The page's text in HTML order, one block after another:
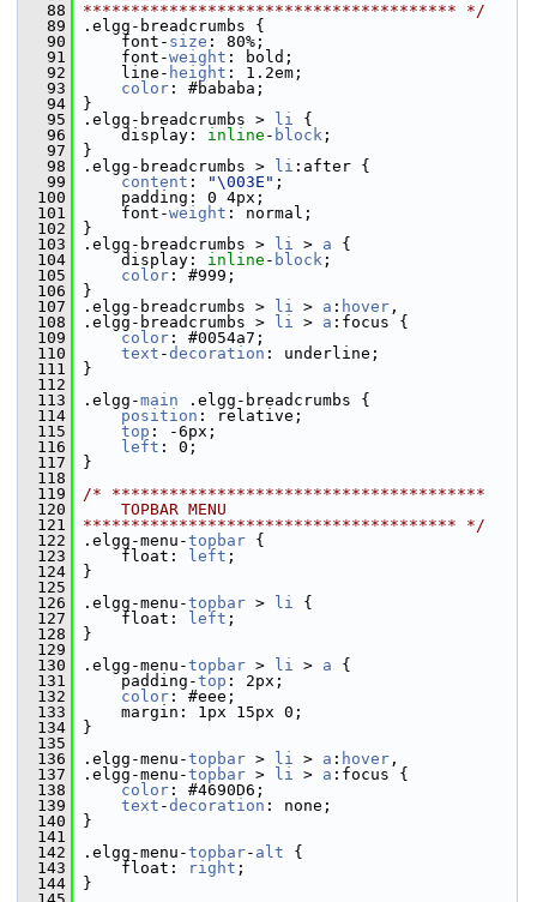
   88
*************************************** */
   89
.elgg-breadcrumbs {
   90
font- size : 80%;
   91
font-weight : bold;
   92
line- height : 1.2em;
   93
color : #bababa;
   94
}
   95
.elgg-breadcrumbs > li {
   96
display: inline - block ;
   97
}
   98
.elgg-breadcrumbs > li :after {
   99
content : "\003E" ;
  100
padding: 0 4px;
  101
font-weight : normal;
  102
}
  103
.elgg-breadcrumbs > li > a {
  104
display: inline - block ;
  105
color : #999;
  106
}
  107
.elgg-breadcrumbs > li > a : hover ,
  108
.elgg-breadcrumbs > li > a :focus {
  109
color : #0054a7;
  110
text -decoration : underline;
  111
}
  112
  113
.elgg-main .elgg-breadcrumbs {
  114
position : relative;
  115
top : -6px;
  116
left : 0;
  117
}
  118
  119
/* ***************************************
  120
    TOPBAR MENU
  121
*************************************** */
  122
.elgg-menu-topbar {
  123
float: left ;
  124
}
  125
  126
.elgg-menu-topbar > li {
  127
float: left ;
  128
}
  129
  130
.elgg-menu-topbar > li > a {
  131
padding-top : 2px;
  132
color : #eee;
  133
margin: 1px 15px 0;
  134
}
  135
  136
.elgg-menu-topbar > li > a : hover ,
  137
.elgg-menu-topbar > li > a :focus {
  138
color : #4690D6;
  139
text -decoration : none;
  140
}
  141
  142
.elgg-menu-topbar- alt {
  143
float: right ;
  144
}